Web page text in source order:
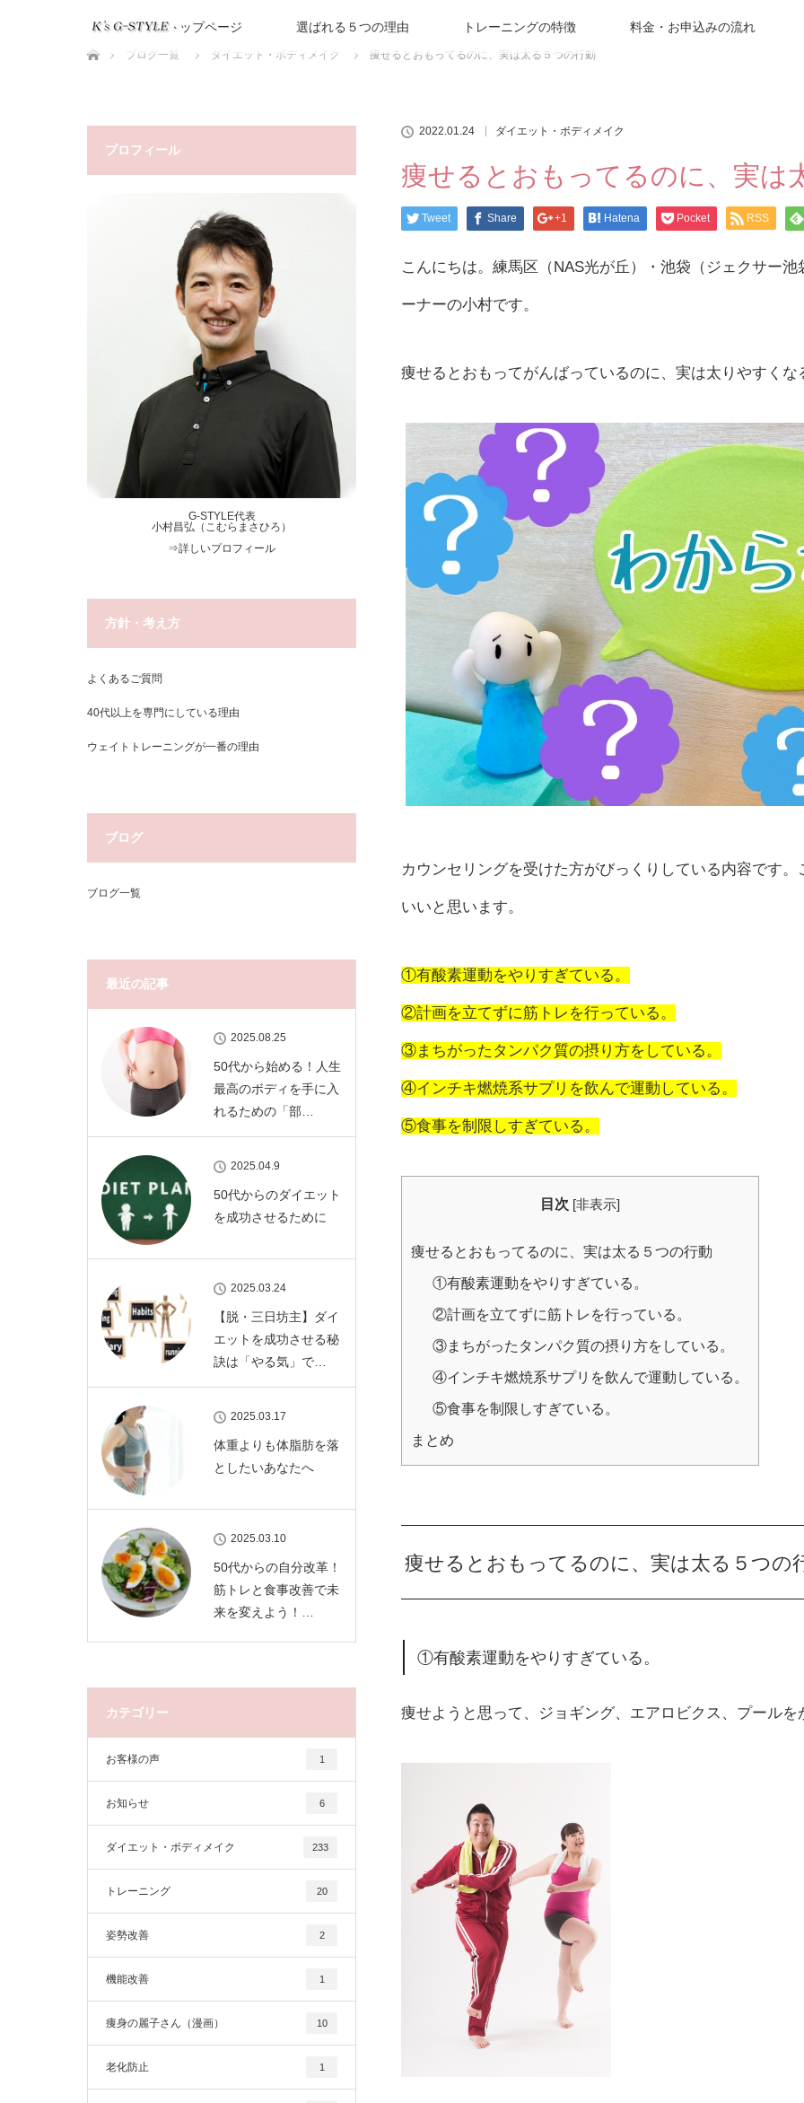
トップページ 選ばれる５つの理由 トレーニングの特徴 料金・お申込みの流れ
ホーム
ブログ一覧
ダイエット・ボディメイク 痩せるとおもってるのに、実は太る５つの行動
2022.01.24 ダイエット・ボディメイク
痩せるとおもってるのに、実は
Tweet Share +1 Hatena Pocket RSS
こんにちは。練馬区（NAS光が丘）・池袋（ジェクサー
ーナーの小村です。
痩せるとおもってがんばっているのに、実は太りやすく
カウンセリングを受けた方がびっくりしている内容です
いいと思います。
①有酸素運動をやりすぎている。
②計画を立てずに筋トレを行っている。
③まちがったタンパク質の摂り方をしている。
④インチキ燃焼系サプリを飲んで運動している。
⑤食事を制限しすぎている。
目次 [非表示]
痩せるとおもってるのに、実は太る５つの行動
①有酸素運動をやりすぎている。
②計画を立てずに筋トレを行っている。
③まちがったタンパク質の摂り方をしている。
④インチキ燃焼系サプリを飲んで運動している。
⑤食事を制限しすぎている。
まとめ
痩せるとおもってるのに、実は太る５つの
①有酸素運動をやりすぎている。
痩せようと思って、ジョギング、エアロビクス、プール
プロフィール
G-STYLE代表
小村昌弘（こむらまさひろ）
⇒詳しいプロフィール
方針・考え方
よくあるご質問
40代以上を専門にしている理由
ウェイトトレーニングが一番の理由
ブログ
ブログ一覧
最近の記事
2025.08.25
50代から始める！人生
最高のボディを手に入
れるための「部…
2025.04.9
50代からのダイエット
を成功させるために
2025.03.24
【脱・三日坊主】ダイ
エットを成功させる秘
訣は「やる気」で…
2025.03.17
体重よりも体脂肪を落
としたいあなたへ
2025.03.10
50代からの自分改革！
筋トレと食事改善で未
来を変えよう！…
カテゴリー
お客様の声 1
お知らせ 6
ダイエット・ボディメイク 233
トレーニング 20
姿勢改善 2
機能改善 1
痩身の麗子さん（漫画） 10
老化防止 1